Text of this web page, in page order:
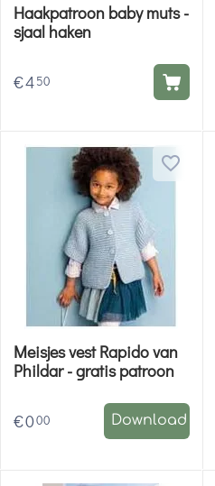
Haakpatroon baby muts -
sjaal haken
€4 50
Meisjes vest Rapido van
Phildar - gratis patroon
€000 Download